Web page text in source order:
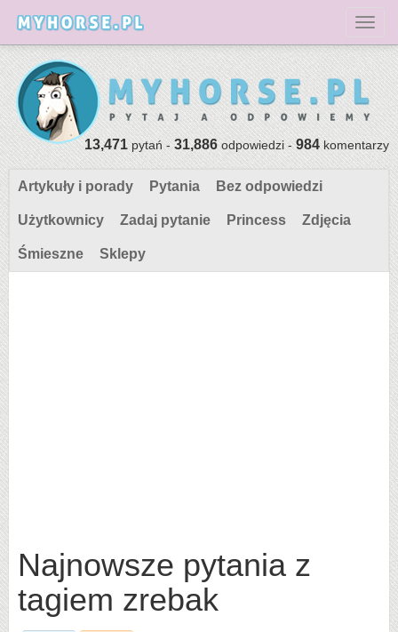
13,471pytań -31,886odpowiedzi -984komentarzy
Artykuły i porady Pytania Bez odpowiedzi
Użytkownicy Zadaj pytanie Princess Zdjęcia
Śmieszne Sklepy
Najnowsze pytania z
tagiem zrebak